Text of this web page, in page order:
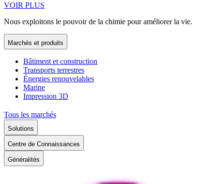
VOIR PLUS
Nous exploitons le pouvoir de la chimie pour améliorer la vie.
Marchés et produits
Bâtiment et construction
Transports terrestres
Énergies renouvelables
Marine
Impression 3D
Tous les marchés
Solutions
Centre de Connaissances
Généralités